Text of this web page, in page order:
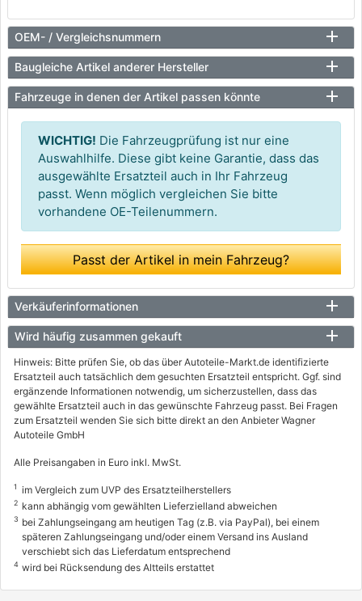
OEM- / Vergleichsnummern
Baugleiche Artikel anderer Hersteller
Fahrzeuge in denen der Artikel passen könnte
WICHTIG! Die Fahrzeugprüfung ist nur eine
Auswahlhilfe. Diese gibt keine Garantie, dass das
ausgewählte Ersatzteil auch in Ihr Fahrzeug
passt. Wenn möglich vergleichen Sie bitte
vorhandene OE-Teilenummern.
Passt der Artikel in mein Fahrzeug?
Verkäuferinformationen
Wird häufig zusammen gekauft
Hinweis: Bitte prüfen Sie, ob das über Autoteile-Markt.de identifizierte
Ersatzteil auch tatsächlich dem gesuchten Ersatzteil entspricht. Ggf. sind
ergänzende Informationen notwendig, um sicherzustellen, dass das
gewählte Ersatzteil auch in das gewünschte Fahrzeug passt. Bei Fragen
zum Ersatzteil wenden Sie sich bitte direkt an den Anbieter Wagner
Autoteile GmbH
Alle Preisangaben in Euro inkl. MwSt.
1 im Vergleich zum UVP des Ersatzteilherstellers
2 kann abhängig vom gewählten Lieferzielland abweichen
3 bei Zahlungseingang am heutigen Tag (z.B. via PayPal), bei einem
späteren Zahlungseingang und/oder einem Versand ins Ausland
verschiebt sich das Lieferdatum entsprechend
4 wird bei Rücksendung des Altteils erstattet